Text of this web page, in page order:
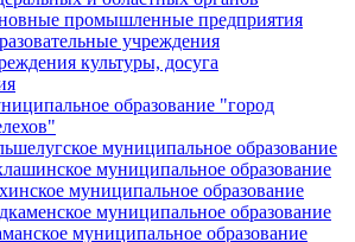
промышленные предприятия
учреждения
культуры, досуга
образование "город
муниципальное образование
муниципальное образование
муниципальное образование
муниципальное образование
муниципальное образование